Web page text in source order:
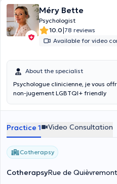
Méry Bette
Psychologist
10.0|78 reviews
Available for video
About the specialist
Psychologue clinicienne, je vous
non-jugement LGBTQI+ friendly
Practice 1 Video Consultation
Cotherapsy
CotherapsyRue de